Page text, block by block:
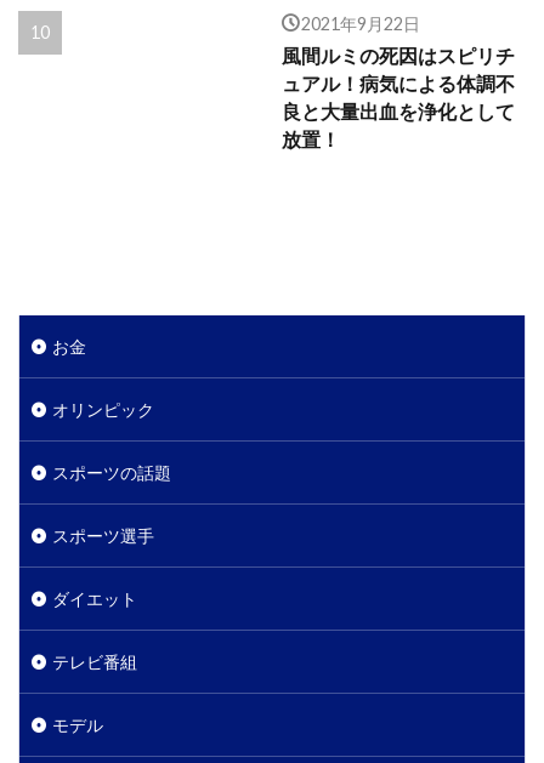
2021年9月22日
風間ルミの死因はスピリチ
ュアル！病気による体調不
良と大量出血を浄化として
放置！
お金
オリンピック
スポーツの話題
スポーツ選手
ダイエット
テレビ番組
モデル